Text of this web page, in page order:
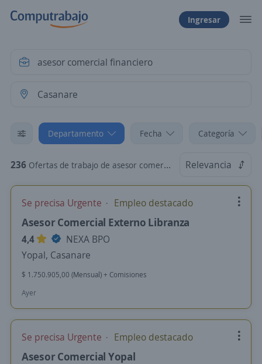
Ingresar
Departamento Fecha Categoría
236 Ofertas de trabajo de asesor comercial financiero en Casanare Relevancia
Se precisa Urgente Empleo destacado
Asesor Comercial Externo Libranza
4,4
NEXA BPO
Yopal, Casanare
$ 1.750.905,00 (Mensual) + Comisiones
Ayer
Se precisa Urgente Empleo destacado
Asesor Comercial Yopal